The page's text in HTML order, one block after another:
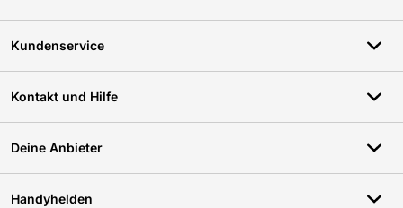
Kundenservice
Kontakt und Hilfe
Deine Anbieter
Handyhelden